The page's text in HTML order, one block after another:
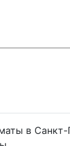
в Санкт-